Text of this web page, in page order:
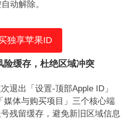
动解除。
独享苹果ID
险缓存，杜绝区域冲突
退出「设置-顶部Apple ID」
媒体与购买项目」三个核心端
残留缓存，避免新旧区域信息